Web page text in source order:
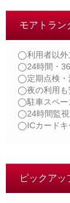
モアトラン
◯利用者以外
◯24時間・
◯定期点検・
◯夜の利用も
◯駐車スペー
◯24時間監視
◯ICカードキ
ピックアッ